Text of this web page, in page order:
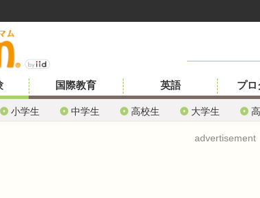
小学生 中学生 高校生 大学生
国際教育 英語 プロ
advertisement